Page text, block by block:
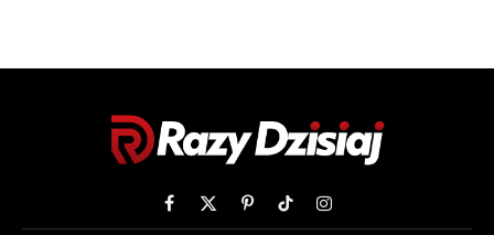
Facebook
X
PinterestTikTokInstagram